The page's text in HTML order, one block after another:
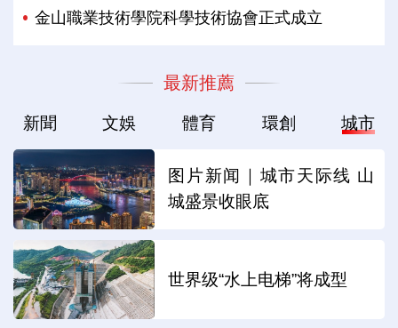
金山職業技術學院科學技術協會正式成立
最新推薦
新聞 文娛 體育 環創 城市
图片新闻｜城市天际线 山
城盛景收眼底
世界级“水上电梯”将成型